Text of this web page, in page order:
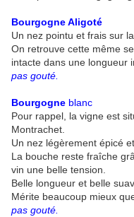
Bourgogne Aligoté
Un nez pointu et frais sur
On retrouve cette même
intacte dans une longueur
pas gouté.
Bourgogne blanc
Pour rappel, la vigne est
Montrachet.
Un nez légèrement épicé
La bouche reste fraîche
vin une belle tension.
Belle longueur et belle
Mérite beaucoup mieux
pas gouté.